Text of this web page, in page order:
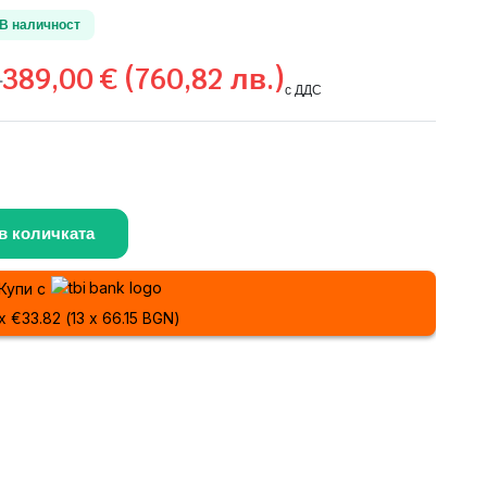
В наличност
389,00€(760,82 лв.)с ДДС
количката
с
€33.82 (13 x 66.15 BGN)